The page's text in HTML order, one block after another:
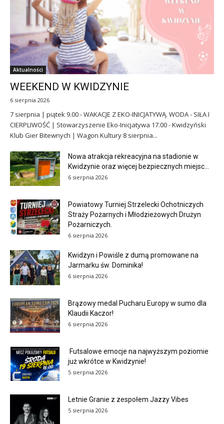
Aktualności
WEEKEND W KWIDZYNIE
6 sierpnia 2026
7 sierpnia | piątek 9.00 - WAKACJE Z EKO-INICJATYWĄ. WODA - SIŁA I
CIERPLIWOŚĆ | Stowarzyszenie Eko-Inicjatywa 17.00 - Kwidzyński
Klub Gier Bitewnych | Wagon Kultury 8 sierpnia...
Nowa atrakcja rekreacyjna na stadionie w
Kwidzynie oraz więcej bezpiecznych miejsc...
6 sierpnia 2026
Powiatowy Turniej Strzelecki Ochotniczych
Straży Pożarnych i Młodzieżowych Drużyn
Pożarniczych.
6 sierpnia 2026
Kwidzyn i Powiśle z dumą promowane na
Jarmarku św. Dominika!
6 sierpnia 2026
Brązowy medal Pucharu Europy w sumo dla
Klaudii Kaczor!
6 sierpnia 2026
Futsalowe emocje na najwyższym poziomie
już wkrótce w Kwidzynie!
5 sierpnia 2026
Letnie Granie z zespołem Jazzy Vibes
5 sierpnia 2026